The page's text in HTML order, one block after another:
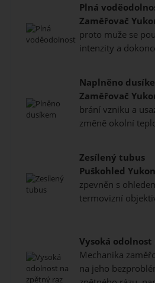
Plná
Zaměřovač
proto muže se
intenzity a
Naplněno
Zaměřovač
brání vzniku a
změně okolní
Zesílený tubus
Puškohled
zpevněn s
termovizní
Vysoká
Mechanika
na jeho